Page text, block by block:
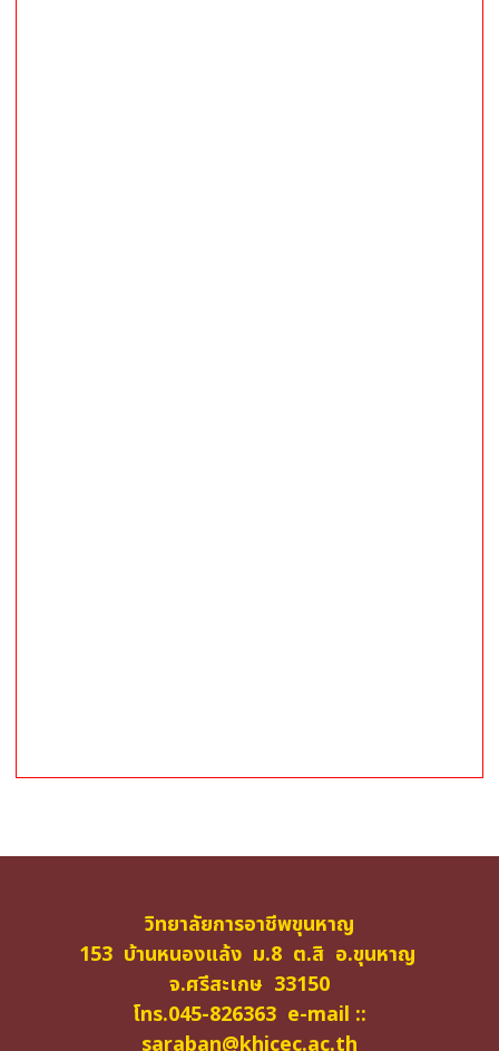
วิทยาลัยการอาชีพขุนหาญ
153 บ้านหนองแล้ง ม.8 ต.สิ อ.ขุนหาญ
จ.ศรีสะเกษ 33150
โทร.045-826363 e-mail ::
saraban@khicec.ac.th